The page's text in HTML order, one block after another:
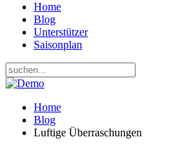
Home
Blog
Unterstützer
Saisonplan
Home
Blog
Luftige Überraschungen